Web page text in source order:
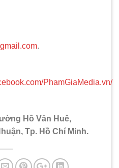
.
PhamGiaMedia.vn/
Hồ Văn Huê,
Tp. Hồ Chí Minh.